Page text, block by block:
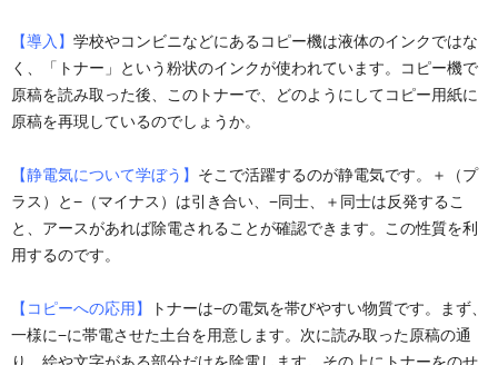
【導入】 学校やコンビニなどにあるコピー機は液体のインクではな
く、「トナー」という粉状のインクが使われています。コピー機で
原稿を読み取った後、このトナーで、どのようにしてコピー用紙に
原稿を再現しているのでしょうか。
【静電気について学ぼう】 そこで活躍するのが静電気です。＋（プ
ラス）と−（マイナス）は引き合い、−同士、＋同士は反発するこ
と、アースがあれば除電されることが確認できます。この性質を利
用するのです。
【コピーへの応用】
トナーは−の電気を帯びやすい物質です。まず、
一様に−に帯電させた土台を用意します。次に読み取った原稿の通